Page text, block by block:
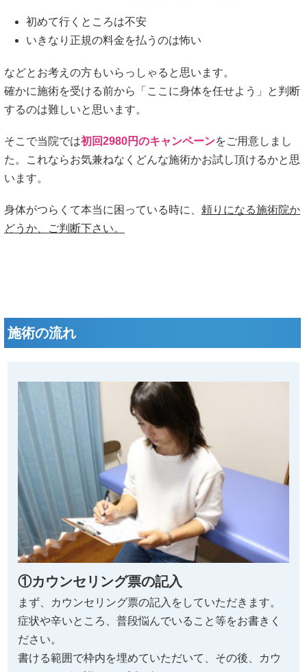
初めて行くところは不安
いきなり正規の料金を払うのは怖い
などとお考えの方もいらっしゃると思います。
確かに施術を受ける前から「ここに身体を任せよう」と判断
するのは難しいと思います。
そこで当院では初回2980円のキャンペーンをご用意しまし
た。これならお気兼ねなくどんな施術かお試し頂けるかと思
います。
身体がつらくて本当に困っている時に、 頼りになる施術院か
どうか、ご判断下さい。
施術の流れ
①カウンセリング票の記入
まず、カウンセリング票の記入をしていただきます。
症状や辛いところ、普段悩んでいること等をお書きく
ださい。
書ける範囲で枠内を埋めていただいて、その後、カウ